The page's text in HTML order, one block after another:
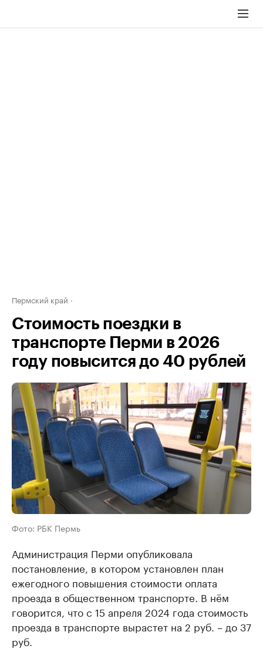
Пермский край
Стоимость поездки в
транспорте Перми в 2026
году повысится до 40 рублей
Фото: РБК Пермь
Администрация Перми опубликовала
постановление, в котором установлен план
ежегодного повышения стоимости оплата
проезда в общественном транспорте. В нём
говорится, что с 15 апреля 2024 года стоимость
проезда в транспорте вырастет на 2 руб. – до 37
руб.